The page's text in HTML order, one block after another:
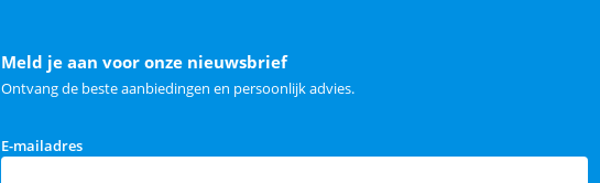
Meld je aan voor onze nieuwsbrief
Ontvang de beste aanbiedingen en persoonlijk advies.
E-mailadres